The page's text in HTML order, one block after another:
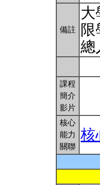
備註
大
總
課程
簡介
影片
核心
能力
關聯
核